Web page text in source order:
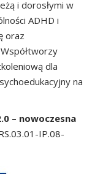
i dorosłymi w
ADHD i
oraz
dla
na
– nowoczesna
IP.08-